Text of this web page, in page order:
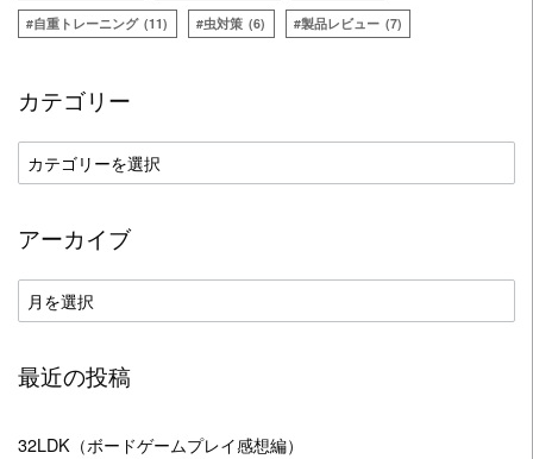
自重トレーニング (11) 虫対策 (6) 製品レビュー (7)
カテゴリー
カ
テ
リ
アーカイブ
ア
ー
イ
最近の投稿
32LDK（ボードゲームプレイ感想編）